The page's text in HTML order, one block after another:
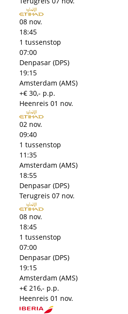
08 nov.
18:45
1 tussenstop
07:00
Denpasar (DPS)
19:15
Amsterdam (AMS)
+€ 30,- p.p.
Heenreis 01 nov.
02 nov.
09:40
1 tussenstop
11:35
Amsterdam (AMS)
18:55
Denpasar (DPS)
Terugreis 07 nov.
08 nov.
18:45
1 tussenstop
07:00
Denpasar (DPS)
19:15
Amsterdam (AMS)
+€ 216,- p.p.
Heenreis 01 nov.